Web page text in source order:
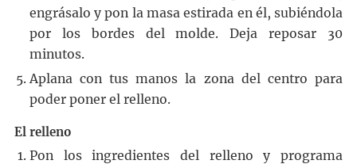
engrásalo y pon la masa estirada en él, subiéndola
por los bordes del molde. Deja reposar 30
minutos.
Aplana con tus manos la zona del centro para
poder poner el relleno.
El relleno
Pon los ingredientes del relleno y programa